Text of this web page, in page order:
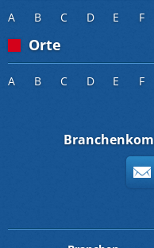
A B C D E F
Orte
A B C D E F